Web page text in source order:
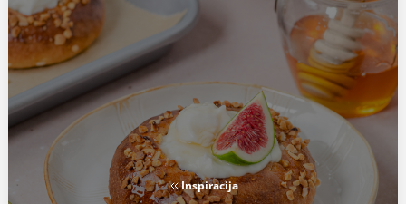
Inspiracija